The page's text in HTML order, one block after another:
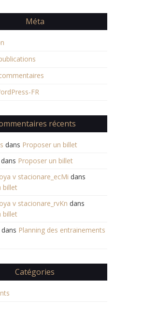
Méta
FR
récents
dans Proposer un billet
dans Proposer un billet
v stacionare_ecMi dans
billet
v stacionare_rvKn dans
billet
dans Planning des entrainements
Catégories